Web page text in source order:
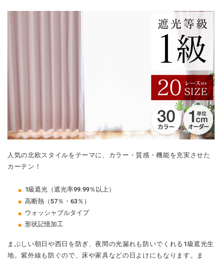
人気の北欧スタイルをテーマに、カラー・質感・機能を充実させた
カーテン！
1級遮光（遮光率99.99％以上）
高断熱（57％・63％）
ウォッシャブルタイプ
形状記憶加工
まぶしい朝日や西日を防ぎ、夜間の光漏れも防いでくれる1級遮光生
地。紫外線も防ぐので、床や家具などの日よけにもなります。ま